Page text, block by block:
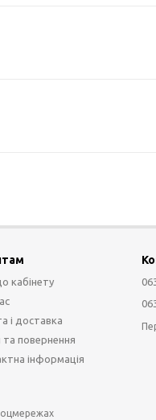
кабінету
і доставка
та повернення
інформація